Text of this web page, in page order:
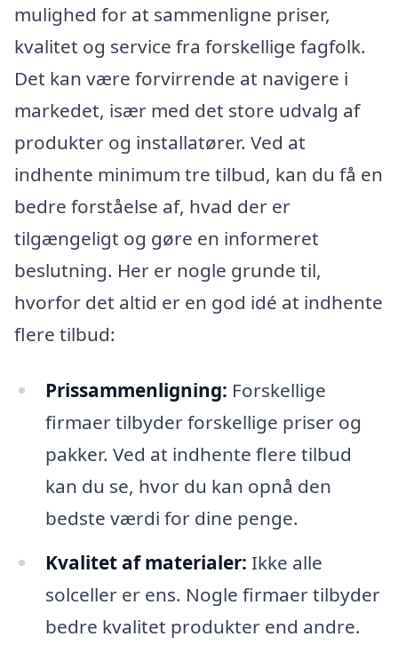
mulighed for at sammenligne priser,
kvalitet og service fra forskellige fagfolk.
Det kan være forvirrende at navigere i
markedet, især med det store udvalg af
produkter og installatører. Ved at
indhente minimum tre tilbud, kan du få en
bedre forståelse af, hvad der er
tilgængeligt og gøre en informeret
beslutning. Her er nogle grunde til,
hvorfor det altid er en god idé at indhente
flere tilbud:
Prissammenligning: Forskellige
firmaer tilbyder forskellige priser og
pakker. Ved at indhente flere tilbud
kan du se, hvor du kan opnå den
bedste værdi for dine penge.
Kvalitet af materialer: Ikke alle
solceller er ens. Nogle firmaer tilbyder
bedre kvalitet produkter end andre.